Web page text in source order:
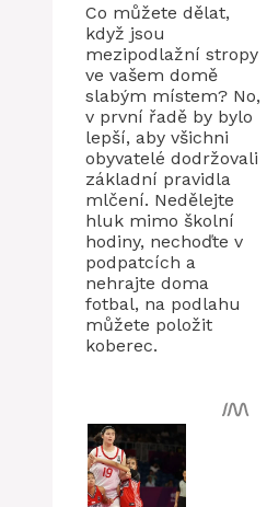
Co můžete dělat,
když jsou
mezipodlažní stropy
ve vašem domě
slabým místem? No,
v první řadě by bylo
lepší, aby všichni
obyvatelé dodržovali
základní pravidla
mlčení. Nedělejte
hluk mimo školní
hodiny, nechoďte v
podpatcích a
nehrajte doma
fotbal, na podlahu
můžete položit
koberec.